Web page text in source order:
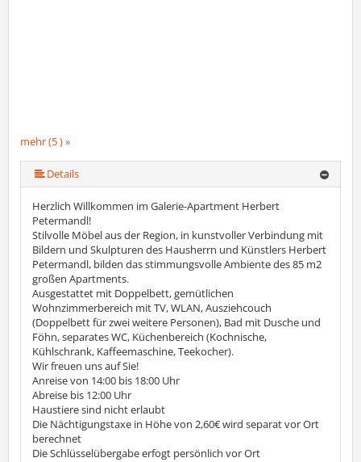
mehr (5 ) »
mehr (5 ) »
Details
Herzlich Willkommen im Galerie-Apartment Herbert
Petermandl!
Stilvolle Möbel aus der Region, in kunstvoller Verbindung mit
Bildern und Skulpturen des Hausherrn und Künstlers Herbert
Petermandl, bilden das stimmungsvolle Ambiente des 85 m2
großen Apartments.
Ausgestattet mit Doppelbett, gemütlichen
Wohnzimmerbereich mit TV, WLAN, Ausziehcouch
(Doppelbett für zwei weitere Personen), Bad mit Dusche und
Föhn, separates WC, Küchenbereich (Kochnische,
Kühlschrank, Kaffeemaschine, Teekocher).
Wir freuen uns auf Sie!
Anreise von 14:00 bis 18:00 Uhr
Abreise bis 12:00 Uhr
Haustiere sind nicht erlaubt
Die Nächtigungstaxe in Höhe von 2,60€ wird separat vor Ort
berechnet
Die Schlüsselübergabe erfogt persönlich vor Ort